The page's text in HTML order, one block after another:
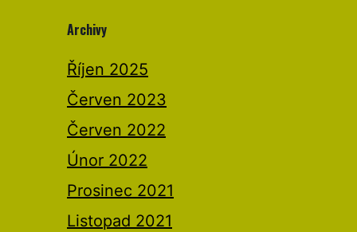
Archivy
Říjen 2025
Červen 2023
Červen 2022
Únor 2022
Prosinec 2021
Listopad 2021